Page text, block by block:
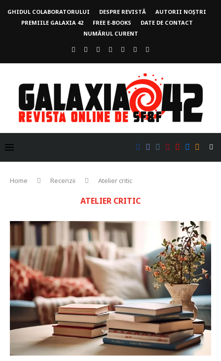
GHIDUL COLABORATORULUI DESPRE REVISTĂ
AUTORII NOȘTRI
PREMIILE GALAXIA 42
FREE E-BOOKS
DATE DE CONTACT
NUMĂRUL CURENT
Home Recenzii Atelier critic
ATELIER CRITIC